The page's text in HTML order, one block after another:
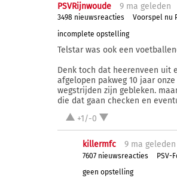
PSVRijnwoude 9 ma geleden
3498 nieuwsreacties
Voorspel nu
incomplete opstelling
Telstar was ook een
Denk toch dat heerenveen uit
afgelopen pakweg 10 jaar
wegstrijden zijn gebleken.
die dat gaan checken en
+1/-0
killermfc 9 ma geleden
7607 nieuwsreacties
PSV-
geen opstelling